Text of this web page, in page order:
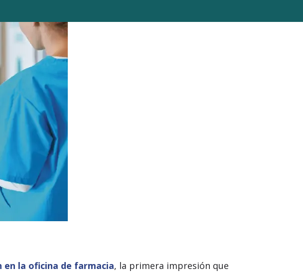
en la oficina de farmacia, la primera impresión que